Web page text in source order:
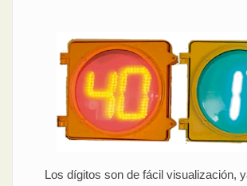
Los dígitos son de fácil visualización,